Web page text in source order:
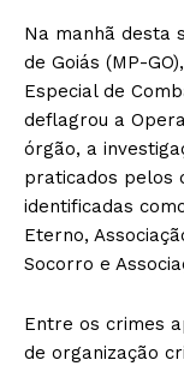
Na manhã desta
de Goiás (MP-
Especial de
deflagrou a
órgão, a
praticados pelos
identificadas
Eterno,
Socorro e
Entre os crimes
de organização